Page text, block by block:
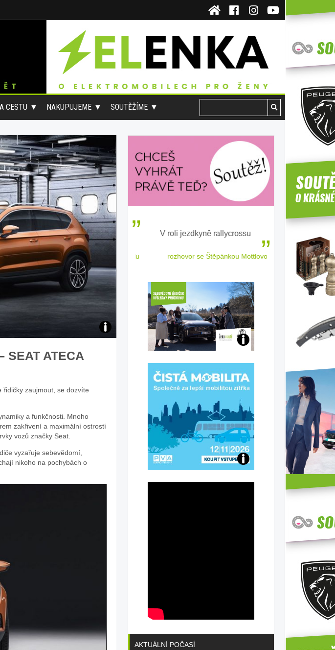
CESTU NAKUPUJEME SOUTĚŽÍME
Zdroj:
SEAT ATECA
řidičky zaujmout, se dozvíte
a funkčnosti. Mnoho
zakřivení a maximální ostrostí
vozů značky Seat.
vyzařuje sebevědomí,
nikoho na pochybách o
Zabavte děti na cestách
překvapivé rady pro bezpečnou jízdu
V roli jezdkyně rallycrossu
rozhovor se Štěpánkou Mottlovou
ženským
Jaké
ženy-
řidičky
Přijďte
AKTUÁLNÍ POČASÍ